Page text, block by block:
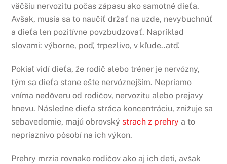
väčšiu nervozitu počas zápasu ako samotné dieťa.
Avšak, musia sa to naučiť držať na uzde, nevybuchnúť
a dieťa len pozitívne povzbudzovať. Napríklad
slovami: výborne, poď, trpezlivo, v kľude..atď.
Pokiaľ vidí dieťa, že rodič alebo tréner je nervózny,
tým sa dieťa stane ešte nervóznejším. Nepriamo
vníma nedôveru od rodičov, nervozitu alebo prejavy
hnevu. Následne dieťa stráca koncentráciu, znižuje sa
sebavedomie, majú obrovský strach z prehry a to
nepriaznivo pôsobí na ich výkon.
Prehry mrzia rovnako rodičov ako aj ich deti, avšak